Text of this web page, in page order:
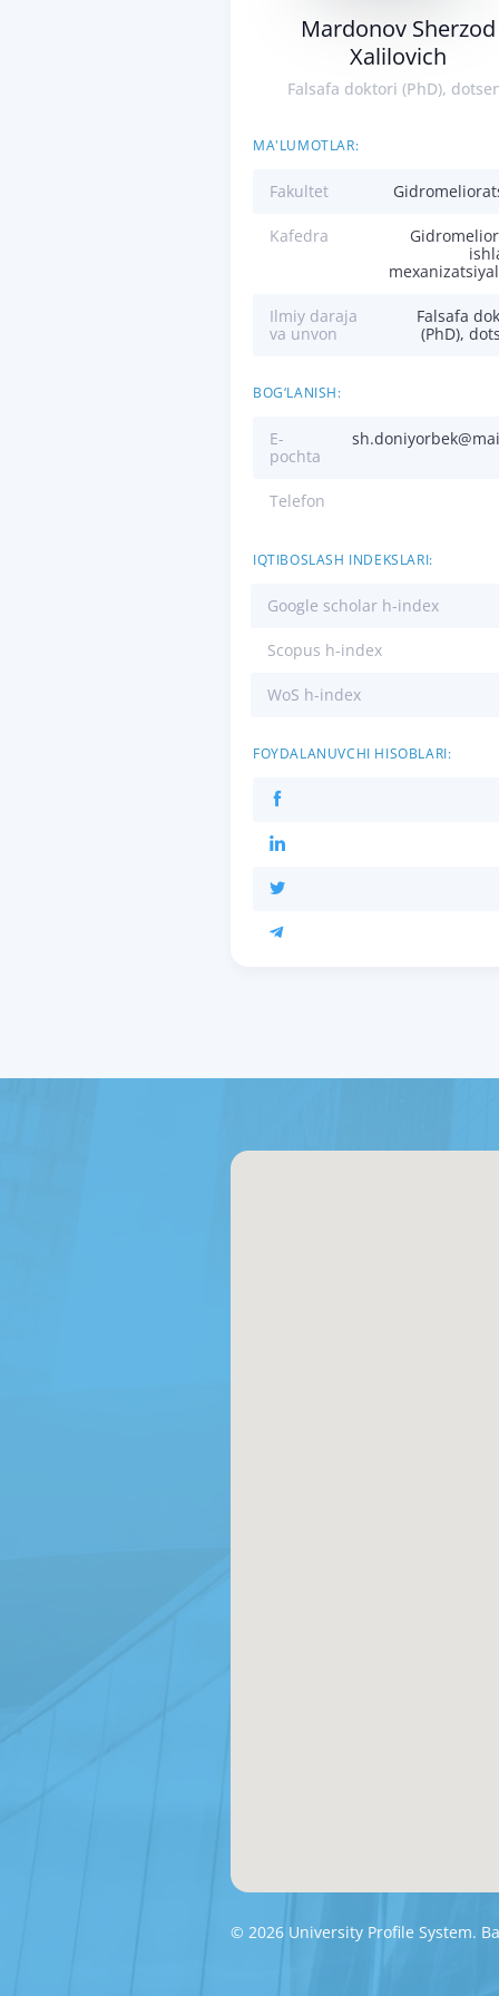
Mardonov Sherzod
Xalilovich
Falsafa doktori (PhD),
MA'LUMOTLAR:
Fakultet
Kafedra
Ilmiy daraja
va unvon
Falsafa
(PhD),
BOG‘LANISH:
E-
pochta
Telefon
IQTIBOSLASH INDEKSLARI:
Google scholar h-index
Scopus h-index
WoS h-index
FOYDALANUVCHI HISOBLARI:
© 2026 University Profile System.